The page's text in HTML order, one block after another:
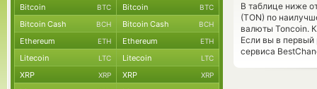
В таблице ниже
(TON) по
валюты Toncoin.
Если вы в первый
сервиса
Bitcoin BTC Bitcoin BTC
Bitcoin Cash BCH Bitcoin Cash BCH
Ethereum ETH Ethereum ETH
Litecoin LTC Litecoin LTC
XRP XRP XRP XRP